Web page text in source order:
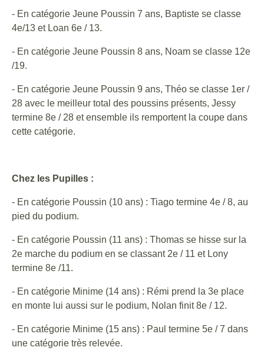
- En catégorie Jeune Poussin 7 ans, Baptiste se classe
4e/13 et Loan 6e / 13.
- En catégorie Jeune Poussin 8 ans, Noam se classe 12e
/19.
- En catégorie Jeune Poussin 9 ans, Théo se classe 1er /
28 avec le meilleur total des poussins présents, Jessy
termine 8e / 28 et ensemble ils remportent la coupe dans
cette catégorie.
Chez les Pupilles :
- En catégorie Poussin (10 ans) : Tiago termine 4e / 8, au
pied du podium.
- En catégorie Poussin (11 ans) : Thomas se hisse sur la
2e marche du podium en se classant 2e / 11 et Lony
termine 8e /11.
- En catégorie Minime (14 ans) : Rémi prend la 3e place
en monte lui aussi sur le podium, Nolan finit 8e / 12.
- En catégorie Minime (15 ans) : Paul termine 5e / 7 dans
une catégorie très relevée.